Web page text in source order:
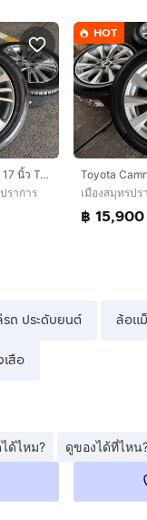
Toyota Camry Extremo 17 นิ้ว Top🔥
ราการ
HOT
เมืองสมุทรปร
฿ 15,900
รถ ประดับยนต์ ล้อแ
สือ
ด้ไหม? ดูของได้ที่ไหน